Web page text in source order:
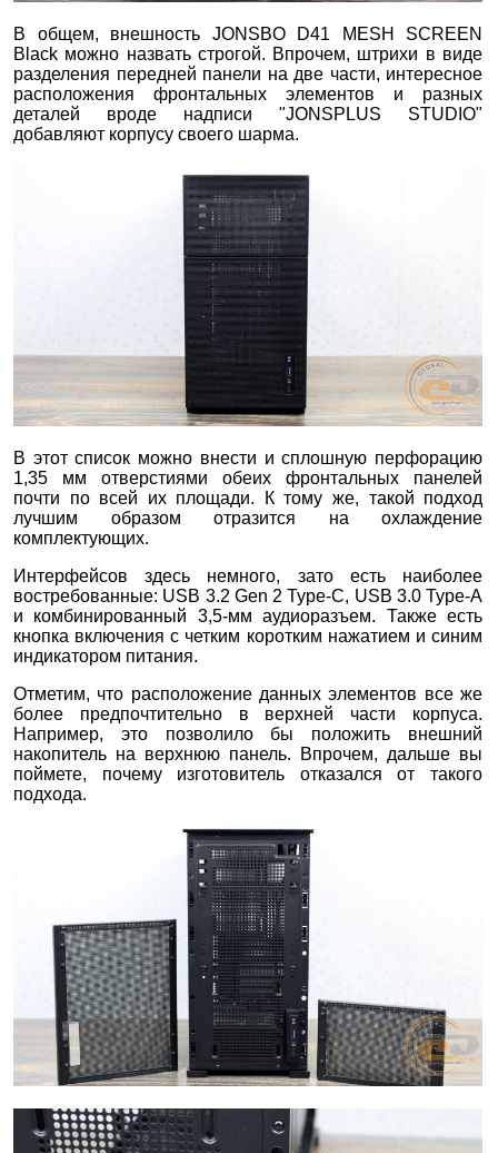
В общем, внешность JONSBO D41 MESH SCREEN
Black можно назвать строгой. Впрочем, штрихи в виде
разделения передней панели на две части, интересное
расположения фронтальных элементов и разных
деталей вроде надписи "JONSPLUS STUDIO"
добавляют корпусу своего шарма.
В этот список можно внести и сплошную перфорацию
1,35 мм отверстиями обеих фронтальных панелей
почти по всей их площади. К тому же, такой подход
лучшим образом отразится на охлаждение
комплектующих.
Интерфейсов здесь немного, зато есть наиболее
востребованные: USB 3.2 Gen 2 Type-C, USB 3.0 Type-A
и комбинированный 3,5-мм аудиоразъем. Также есть
кнопка включения с четким коротким нажатием и синим
индикатором питания.
Отметим, что расположение данных элементов все же
более предпочтительно в верхней части корпуса.
Например, это позволило бы положить внешний
накопитель на верхнюю панель. Впрочем, дальше вы
поймете, почему изготовитель отказался от такого
подхода.